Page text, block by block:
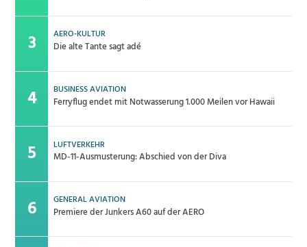
AERO-KULTUR
Die alte Tante sagt adé
BUSINESS AVIATION
Ferryflug endet mit Notwasserung 1.000 Meilen vor Hawaii
LUFTVERKEHR
MD-11-Ausmusterung: Abschied von der Diva
GENERAL AVIATION
Premiere der Junkers A60 auf der AERO